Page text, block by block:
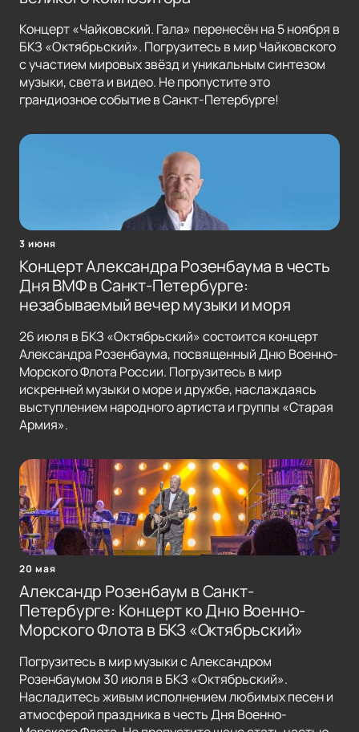
Концерт «Чайковский. Гала» перенесён на 5 ноября в
БКЗ «Октябрьский». Погрузитесь в мир Чайковского
с участием мировых звёзд и уникальным синтезом
музыки, света и видео. Не пропустите это
грандиозное событие в Санкт-Петербурге!
3 июня
Концерт Александра Розенбаума в честь
Дня ВМФ в Санкт-Петербурге:
незабываемый вечер музыки и моря
26 июля в БКЗ «Октябрьский» состоится концерт
Александра Розенбаума, посвященный Дню Военно-
Морского Флота России. Погрузитесь в мир
искренней музыки о море и дружбе, наслаждаясь
выступлением народного артиста и группы «Старая
Армия».
20 мая
Александр Розенбаум в Санкт-
Петербурге: Концерт ко Дню Военно-
Морского Флота в БКЗ «Октябрьский»
Погрузитесь в мир музыки с Александром
Розенбаумом 30 июля в БКЗ «Октябрьский».
Насладитесь живым исполнением любимых песен и
атмосферой праздника в честь Дня Военно-